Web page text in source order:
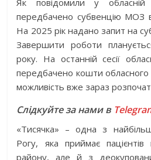
Як повідомили у
передбачено субвенцію МОЗ
На 2025 рік надано запит на
Завершити роботи
року. На останній сесії
передбачено кошти
можливість вже зараз
Слідкуйте за нами в
«Тисячка» – одна з
Рогу, яка приймає
району, але й з